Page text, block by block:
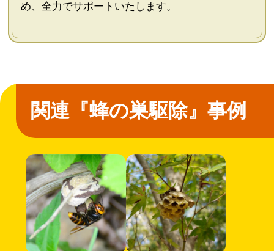
め、全力でサポートいたします。
関連『蜂の巣駆除』事例